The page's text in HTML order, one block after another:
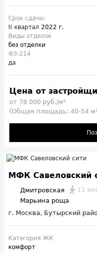
Срок сдачи:
II квартал 2022 г.
Виды отделок
без отделки
ФЗ-214
да
Цена от
от 78 000 руб./м²
(Общая площадь: 40-54
МФК Савеловский
Дмитровская 11
Марьина роща
г. Москва, Бутырский
Категория ЖК
комфорт